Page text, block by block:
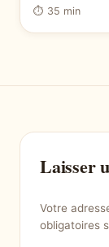
⏱ 35 min
Laisser
Votre
obligatoires